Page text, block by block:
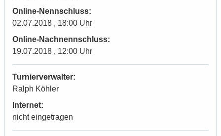
Online-Nennschluss:
02.07.2018 , 18:00 Uhr
Online-Nachnennschluss:
19.07.2018 , 12:00 Uhr
Turnierverwalter:
Ralph Köhler
Internet:
nicht eingetragen